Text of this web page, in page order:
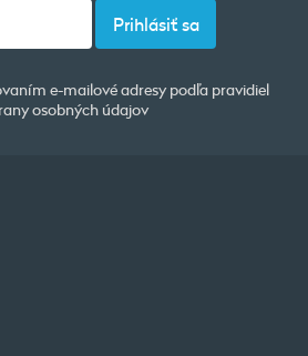
e-mailové adresy podľa pravidiel
osobných údajov